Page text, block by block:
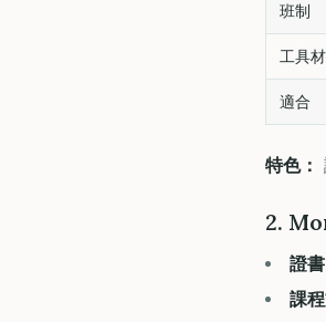
班制
工具
適合
特色：
2.
證書
課